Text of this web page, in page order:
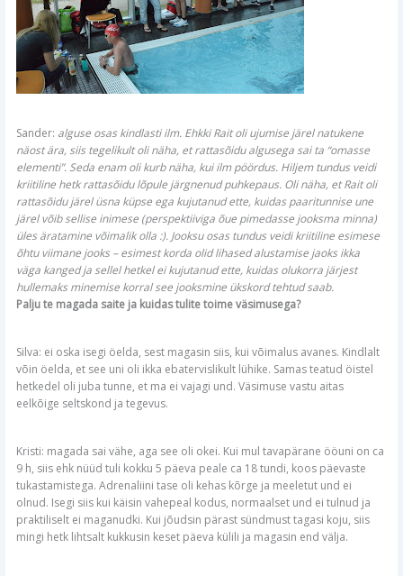
Sander: alguse osas kindlasti ilm. Ehkki Rait oli ujumise järel natukene
näost ära, siis tegelikult oli näha, et rattasõidu algusega sai ta “omasse
elementi”. Seda enam oli kurb näha, kui ilm pöördus. Hiljem tundus veidi
kriitiline hetk rattasõidu lõpule järgnenud puhkepaus. Oli näha, et Rait oli
rattasõidu järel üsna küpse ega kujutanud ette, kuidas paaritunnise une
järel võib sellise inimese (perspektiiviga õue pimedasse jooksma minna)
üles äratamine võimalik olla :). Jooksu osas tundus veidi kriitiline esimese
õhtu viimane jooks – esimest korda olid lihased alustamise jaoks ikka
väga kanged ja sellel hetkel ei kujutanud ette, kuidas olukorra järjest
hullemaks minemise korral see jooksmine ükskord tehtud saab.
Palju te magada saite ja kuidas tulite toime väsimusega?
Silva: ei oska isegi öelda, sest magasin siis, kui võimalus avanes. Kindlalt
võin öelda, et see uni oli ikka ebatervislikult lühike. Samas teatud öistel
hetkedel oli juba tunne, et ma ei vajagi und. Väsimuse vastu aitas
eelkõige seltskond ja tegevus.
Kristi: magada sai vähe, aga see oli okei. Kui mul tavapärane ööuni on ca
9 h, siis ehk nüüd tuli kokku 5 päeva peale ca 18 tundi, koos päevaste
tukastamistega. Adrenaliini tase oli kehas kõrge ja meeletut und ei
olnud. Isegi siis kui käisin vahepeal kodus, normaalset und ei tulnud ja
praktiliselt ei maganudki. Kui jõudsin pärast sündmust tagasi koju, siis
mingi hetk lihtsalt kukkusin keset päeva külili ja magasin end välja.